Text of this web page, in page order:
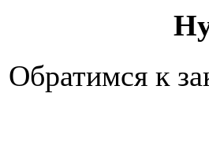
Обратимся к